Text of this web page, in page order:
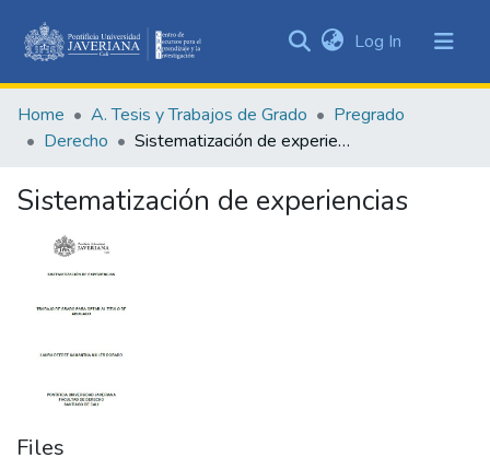
&
Collections
Statistics
Log In (current)
Home A. Tesis y Trabajos de Grado
Pregrado
Derecho
Sistematización de experiencias
Sistematización de experiencias
Files